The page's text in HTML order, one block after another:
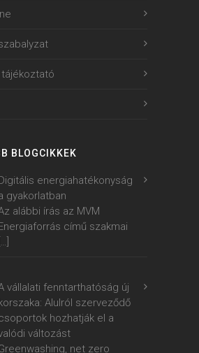
BLOGCIKKEK
energiahatékonyság
gyakorlatban
alábbi írás az MVM
című szakmai
vállalati fenntarthatóság új
Alulról szerveződő
hozhatják el a
változást
net zero